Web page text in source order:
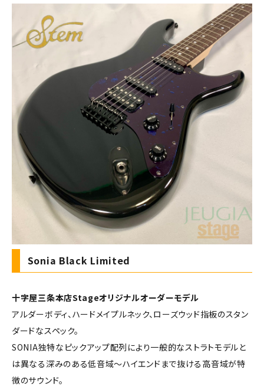
Sonia Black Limited
十字屋三条本店Stageオリジナルオーダーモデル
アルダーボディ、ハードメイプルネック、ローズウッド指板のスタン
ダードなスペック。
SONIA独特なピックアップ配列により一般的なストラトモデルと
は異なる深みのある低音域～ハイエンドまで抜ける高音域が特
徴のサウンド。